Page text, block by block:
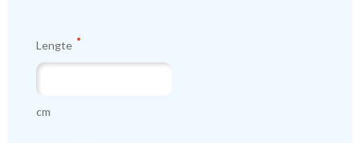
Lengte
cm